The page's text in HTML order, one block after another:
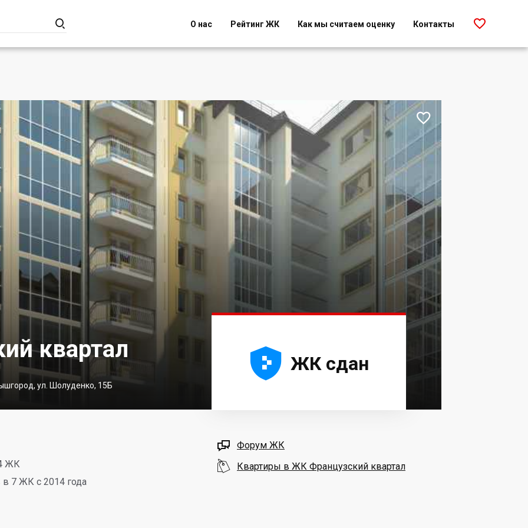
 О нас Рейтинг ЖК Как мы считаем оценку Контакты 
квартал
ул. Шолуденко, 15Б

ЖК
7 ЖК с 2014 года




 ЖК сдан
 Форум ЖК
 Квартиры в ЖК Французский квартал